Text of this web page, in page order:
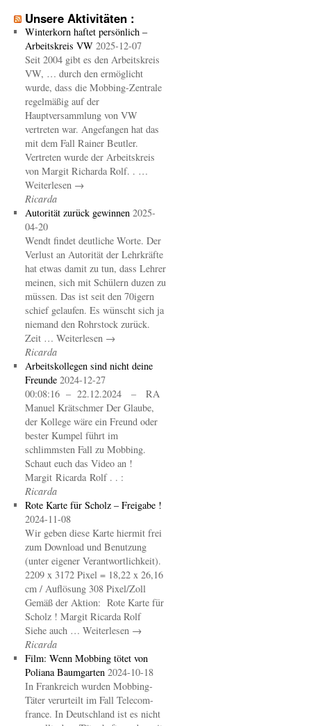
Unsere Aktivitäten :
Winterkorn haftet persönlich –
Arbeitskreis VW 2025-12-07
Seit 2004 gibt es den Arbeitskreis
VW, … durch den ermöglicht
wurde, dass die Mobbing-Zentrale
regelmäßig auf der
Hauptversammlung von VW
vertreten war. Angefangen hat das
mit dem Fall Rainer Beutler.
Vertreten wurde der Arbeitskreis
von Margit Richarda Rolf. . …
Weiterlesen →
Ricarda
Autorität zurück gewinnen 2025-
04-20
Wendt findet deutliche Worte. Der
Verlust an Autorität der Lehrkräfte
hat etwas damit zu tun, dass Lehrer
meinen, sich mit Schülern duzen zu
müssen. Das ist seit den 70igern
schief gelaufen. Es wünscht sich ja
niemand den Rohrstock zurück.
Zeit … Weiterlesen →
Ricarda
Arbeitskollegen sind nicht deine
Freunde 2024-12-27
00:08:16 – 22.12.2024 – RA
Manuel Krätschmer Der Glaube,
der Kollege wäre ein Freund oder
bester Kumpel führt im
schlimmsten Fall zu Mobbing.
Schaut euch das Video an !
Margit Ricarda Rolf . . :
Ricarda
Rote Karte für Scholz – Freigabe !
2024-11-08
Wir geben diese Karte hiermit frei
zum Download und Benutzung
(unter eigener Verantwortlichkeit).
2209 x 3172 Pixel = 18,22 x 26,16
cm / Auflösung 308 Pixel/Zoll
Gemäß der Aktion: Rote Karte für
Scholz ! Margit Ricarda Rolf
Siehe auch … Weiterlesen →
Ricarda
Film: Wenn Mobbing tötet von
Poliana Baumgarten 2024-10-18
In Frankreich wurden Mobbing-
Täter verurteilt im Fall Telecom-
france. In Deutschland ist es nicht